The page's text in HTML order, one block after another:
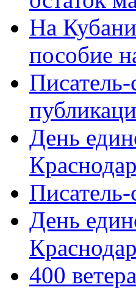
На
пособие
День
День
400